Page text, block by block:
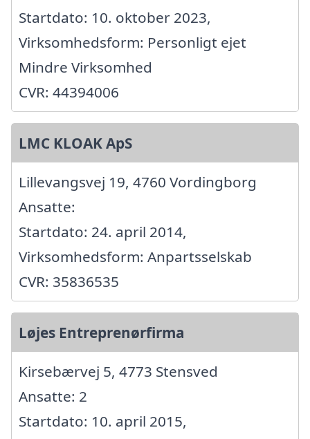
Startdato: 10. oktober 2023,
Virksomhedsform: Personligt ejet
Mindre Virksomhed
CVR: 44394006
LMC KLOAK ApS
Lillevangsvej 19, 4760 Vordingborg
Ansatte:
Startdato: 24. april 2014,
Virksomhedsform: Anpartsselskab
CVR: 35836535
Løjes Entreprenørfirma
Kirsebærvej 5, 4773 Stensved
Ansatte: 2
Startdato: 10. april 2015,